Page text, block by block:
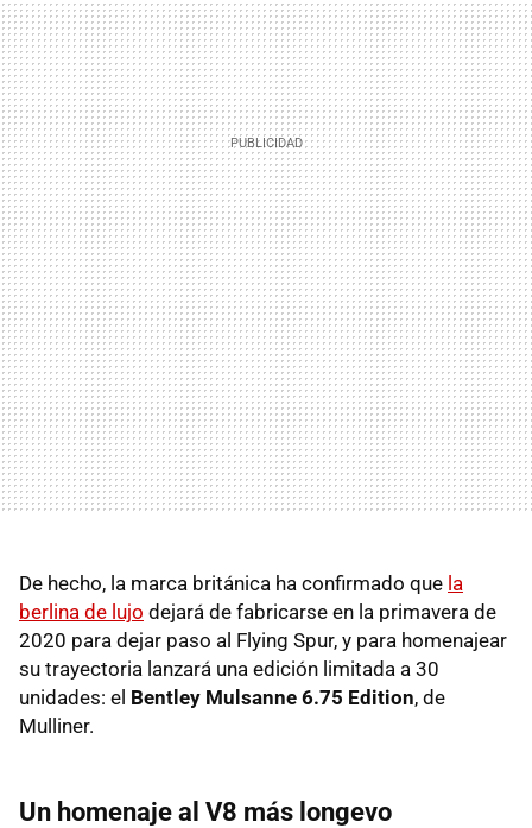
De hecho, la marca británica ha confirmado que la
berlina de lujo dejará de fabricarse en la primavera de
2020 para dejar paso al Flying Spur, y para homenajear
su trayectoria lanzará una edición limitada a 30
unidades: el Bentley Mulsanne 6.75 Edition, de
Mulliner.
Un homenaje al V8 más longevo